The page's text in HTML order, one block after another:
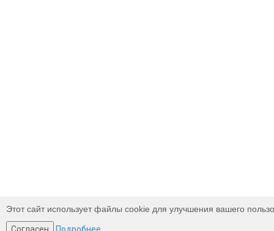
Этот сайт использует файлы cookie для улучшения вашего